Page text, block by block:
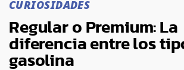
CURIOSIDADES
MARCAS
RANKINGS
CURIOSIDADES
Regular o Premium: La
diferencia entre los
gasolina